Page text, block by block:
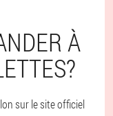
À
sur le site officiel